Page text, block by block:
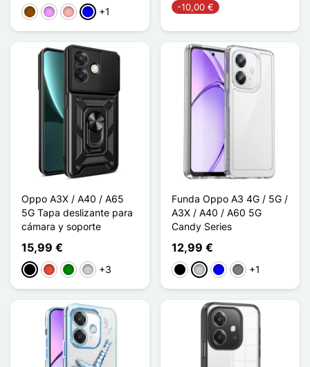
MarrónMorado claro
Oro rosa
Azul+1 -10,00 €
Oppo A3X / A40 / A65
5G Tapa deslizante para
cámara y soporte
15,99 €
NegroRojoVerdePlata+3
Funda Oppo A3 4G / 5G /
A3X / A40 / A60 5G
Candy Series
12,99 €
NegroTransparente
AzulGris Transparent
+1